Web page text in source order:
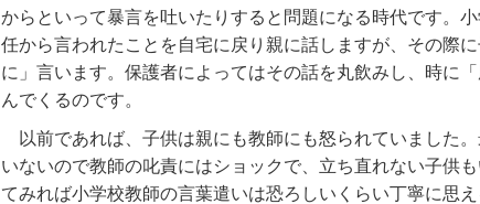
からといって暴言を吐いたりすると問題になる時代です。
任から言われたことを自宅に戻り親に話しますが、その際
に」言います。保護者によってはその話を丸飲みし、時に
んでくるのです。
以前であれば、子供は親にも教師にも怒られていました
いないので教師の叱責にはショックで、立ち直れない子供
てみれば小学校教師の言葉遣いは恐ろしいくらい丁寧に思